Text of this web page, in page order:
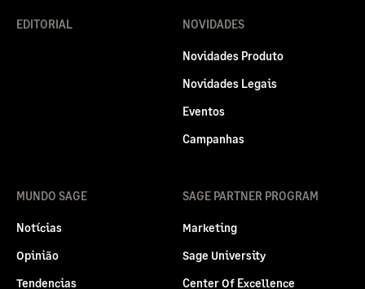
EDITORIAL NOVIDADES
Novidades Produto
Novidades Legais
Eventos
Campanhas
MUNDO SAGE
Notícias
Opinião
Tendencias
SAGE PARTNER PROGRAM
Marketing
Sage University
Center Of Excellence